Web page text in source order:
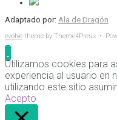
Adaptado por: Ala de Dragón
evolve theme by Theme4Press •
Utilizamos cookies para
experiencia al usuario en
utilizando este sitio
Acepto